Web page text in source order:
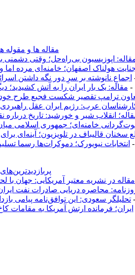
مقاله ها و مقوله
اپوزیسیون بی‌راه‌حل؛ وقتی دشمنی
هولناک اصفهان؛ خامنه‌ای مرده اما
اجماعِ نانوشته بر سرِ دور نگه داشتن
- مقاله: یک بار ایران را به آتش کشیدید؛
ترامپ تقصیر شکست فجیع طرح خود
عرب: رژیم ایران عقل
انقلاب شیر و خورشید: تاریخ
خامنه‌ای؛ جمهوری اسلامی
سخنان قالیباف در تلویزیون؛ آینه‌ای
- انتخابات نیویورک؛ دموکرات‌ها رسما
مقاله در نشریه معتیر آمریکایی: جهان
محاصره دریایی صادرات نفت
- تحلیلگر سعودی: این توافق‌نامه پیامی
ایران؛ فرمانده ارتش آمریکا به